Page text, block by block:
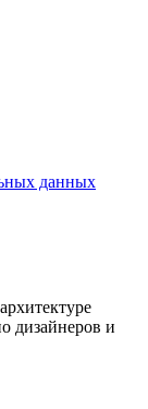
данных
дизайнеров и